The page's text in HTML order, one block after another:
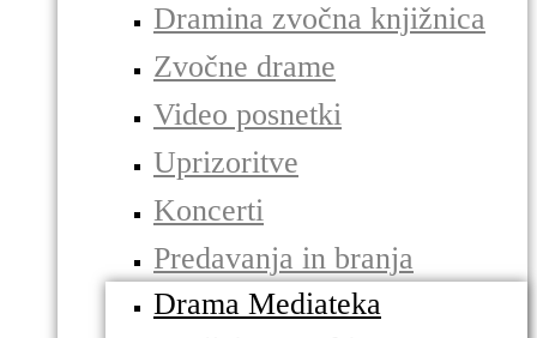
Dramina zvočna knjižnica
Zvočne drame
Video posnetki
Uprizoritve
Koncerti
Predavanja in branja
Drama Mediateka